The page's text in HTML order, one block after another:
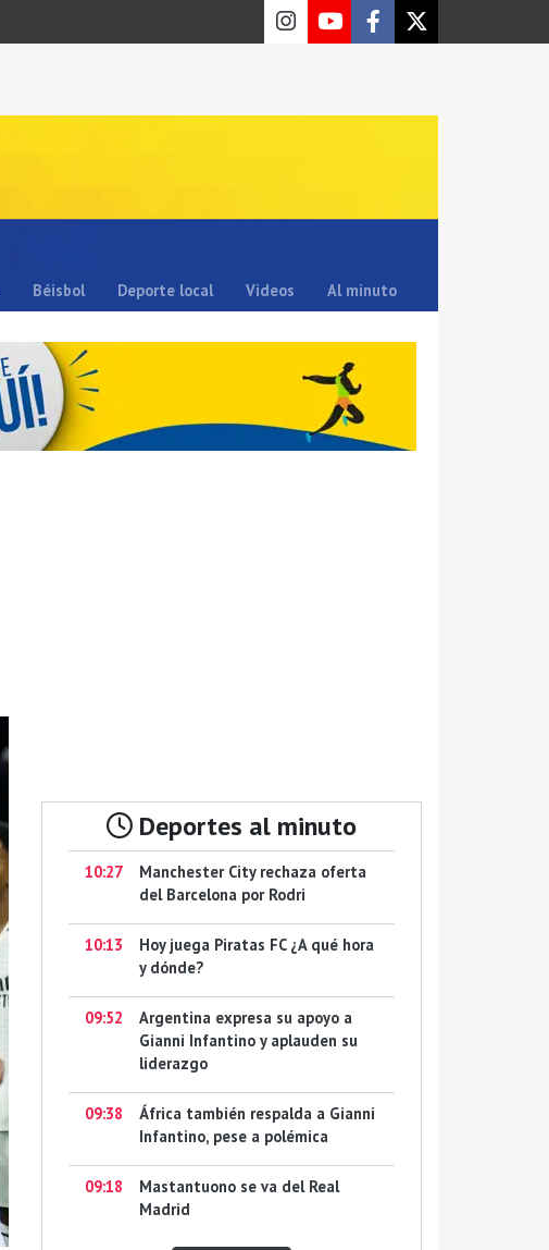
Béisbol Deporte local Videos Al minuto
Deportes al minuto
10:27
Manchester City rechaza oferta
del Barcelona por Rodri
10:13
Hoy juega Piratas FC ¿A qué hora
y dónde?
09:52
Argentina expresa su apoyo a
Gianni Infantino y aplauden su
liderazgo
09:38
África también respalda a Gianni
Infantino, pese a polémica
09:18
Mastantuono se va del Real
Madrid